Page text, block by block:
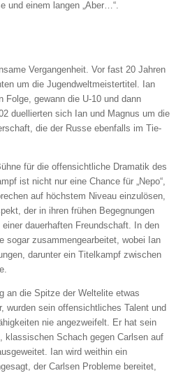
und einem langen „Aber…“.
Vergangenheit. Vor fast 20 Jahren
um die Jugendweltmeistertitel. Ian
Folge, gewann die U-10 und dann
duellierten sich Ian und Magnus um die
die der Russe ebenfalls im Tie-
für die offensichtliche Dramatik des
ist nicht nur eine Chance für „Nepo“,
auf höchstem Niveau einzulösen,
der in ihren frühen Begegnungen
dauerhaften Freundschaft. In den
sogar zusammengearbeitet, wobei Ian
darunter ein Titelkampf zwischen
an die Spitze der Weltelite etwas
wurden sein offensichtliches Talent und
nie angezweifelt. Er hat sein
klassischen Schach gegen Carlsen auf
Ian wird weithin ein
der Carlsen Probleme bereitet,